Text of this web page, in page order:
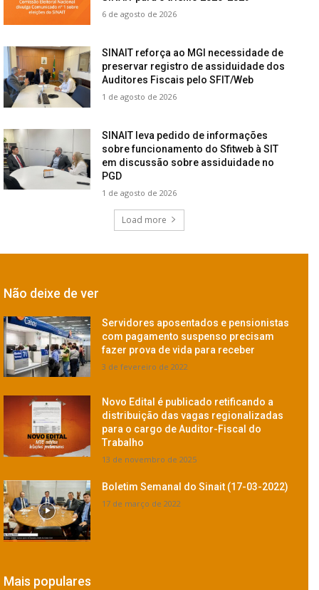
6 de agosto de 2026
SINAIT reforça ao MGI necessidade de
preservar registro de assiduidade dos
Auditores Fiscais pelo SFIT/Web
1 de agosto de 2026
SINAIT leva pedido de informações
sobre funcionamento do Sfitweb à SIT
em discussão sobre assiduidade no
PGD
1 de agosto de 2026
Load more
Não deixe de ver
Servidores aposentados e pensionistas
com pagamento suspenso precisam
fazer prova de vida para receber
3 de fevereiro de 2022
Novo Edital é publicado retificando a
distribuição das vagas regionalizadas
para o cargo de Auditor-Fiscal do
Trabalho
13 de novembro de 2025
Boletim Semanal do Sinait (17-03-2022)
17 de março de 2022
Mais populares